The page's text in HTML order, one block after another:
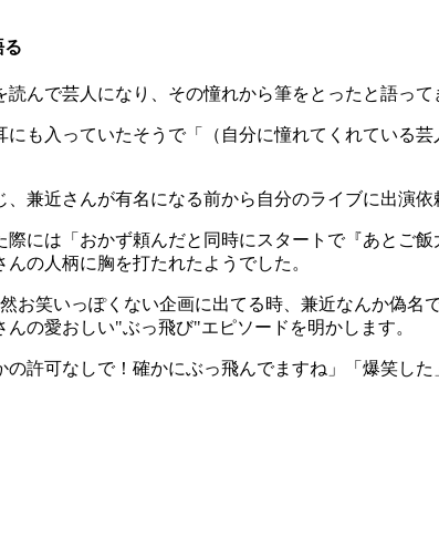
んで芸人になり、その憧れから筆をとったと語って
も入っていたそうで「（自分に憧れてくれている
兼近さんが有名になる前から自分のライブに出演
には「おかず頼んだと同時にスタートで『あとご
の人柄に胸を打たれたようでした。
お笑いっぽくない企画に出てる時、兼近なんか偽
の愛おしい"ぶっ飛び"エピソードを明かします。
許可なしで！確かにぶっ飛んでますね」「爆笑した